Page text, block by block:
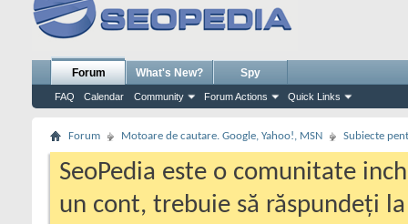
Forum
FAQ Calendar Community Forum Actions Quick Links
What's New? Spy
Forum Motoare de cautare. Google, Yahoo!, MSN Subiecte
SeoPedia este o comunitate
un cont, trebuie să răspundeți